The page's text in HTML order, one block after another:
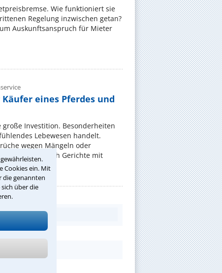
Cookies ein. Mit
die genannten
über die
Wie funktioniert sie
Regelung inzwischen getan?
Auskunftsanspruch für Mieter
eines Pferdes und
große Investition. Besonderheiten
Lebewesen handelt.
wegen Mängeln oder
befassen sich Gerichte mit